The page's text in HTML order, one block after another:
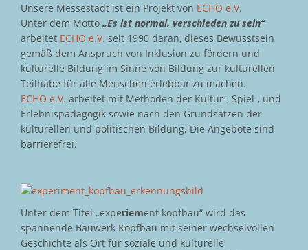
Unsere Messestadt ist ein Projekt von ECHO e.V.
Unter dem Motto „Es ist normal, verschieden zu sein“
arbeitet ECHO e.V. seit 1990 daran, dieses Bewusstsein
gemäß dem Anspruch von Inklusion zu fördern und
kulturelle Bildung im Sinne von Bildung zur kulturellen
Teilhabe für alle Menschen erlebbar zu machen.
ECHO e.V. arbeitet mit Methoden der Kultur-, Spiel-, und
Erlebnispädagogik sowie nach den Grundsätzen der
kulturellen und politischen Bildung. Die Angebote sind
barrierefrei.
Unter dem Titel „experiement kopfbau“ wird das
spannende Bauwerk Kopfbau mit seiner wechselvollen
Geschichte als Ort für soziale und kulturelle